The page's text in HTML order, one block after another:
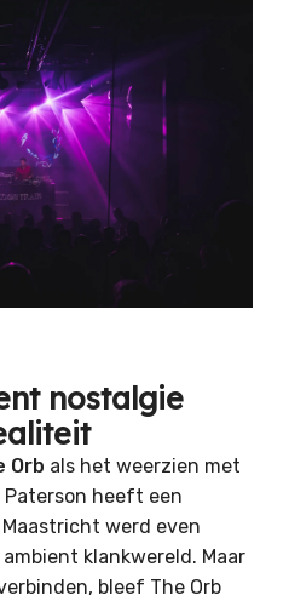
nostalgie
Orb als het weerzien met
Paterson heeft een
werd even
klankwereld. Maar
bleef The Orb